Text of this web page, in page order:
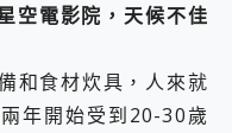
空電影院，天候不佳
和食材炊具，人來就
年開始受到20-30歲